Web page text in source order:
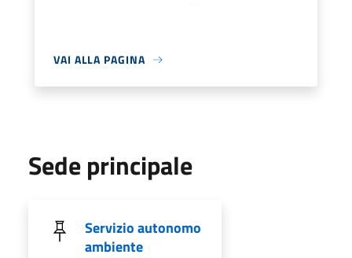
VAI ALLA PAGINA
Sede principale
Servizio autonomo
ambiente